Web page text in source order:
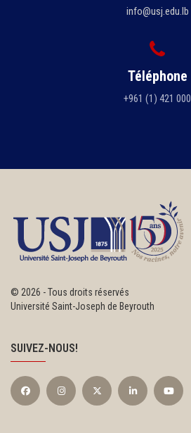
info@usj.edu.lb
Téléphone
+961 (1) 421 000
© 2026 - Tous droits réservés
Université Saint-Joseph de Beyrouth
SUIVEZ-NOUS!